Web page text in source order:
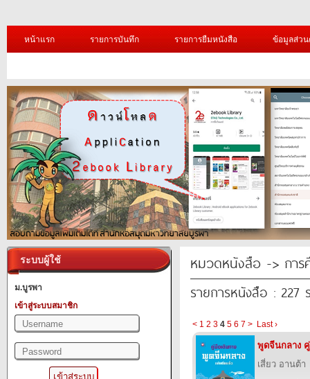
หน้าแรก รายการบันทึก รายการยืมหนังสือ ข้อมูลส่ว
ระบบผู้ใช้
ม.บูรพา
เข้าสู่ระบบสมาชิก
หมวดหนังสือ -> การ
รายการหนังสือ : 227
< 1 2 3 4 5 6 7 > Last ›
พูดจีนกลาง คู่
เสี่ยว อานต้า